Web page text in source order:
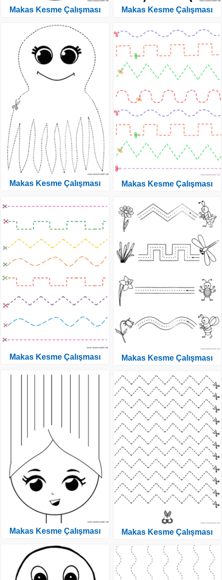
Makas Kesme Çalışması
Makas Kesme Çalışması
Makas Kesme Çalışması
Makas Kesme Çalışması
Makas Kesme Çalışması
Makas Kesme Çalışması
Makas Kesme Çalışması
Makas Kesme Çalışması